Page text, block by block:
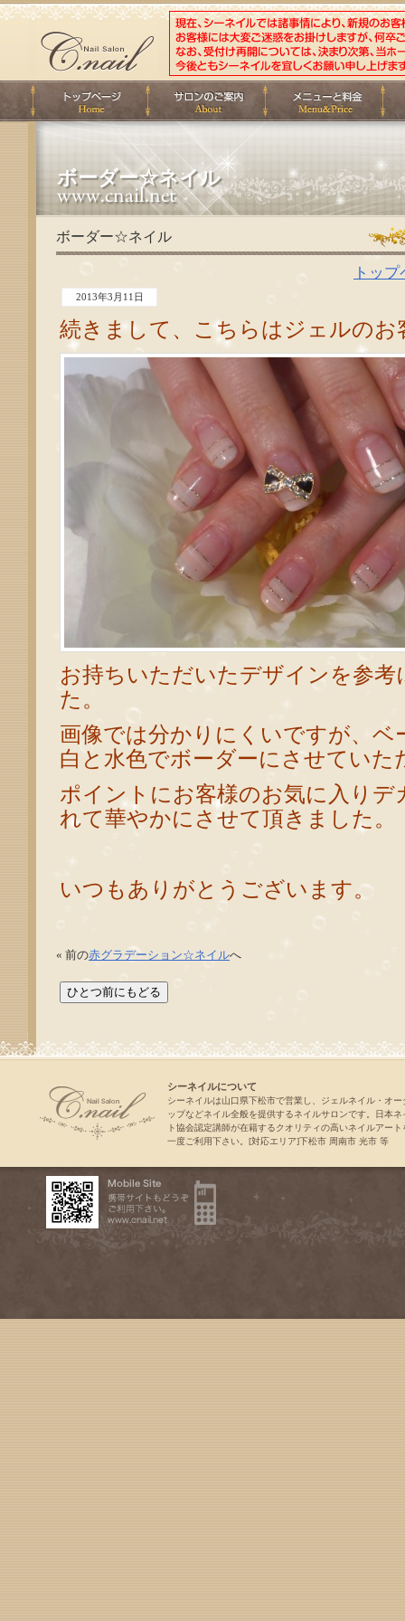
ボーダー☆ネイル
ボーダー☆ネイル
トッ
2013年3月11日
続きまして、こちらはジェルのお
お持ちいただいたデザインを参
た。
画像では分かりにくいですが、ベ
白と水色でボーダーにさせていた
ポイントにお客様のお気に入りデ
れて華やかにさせて頂きました。
いつもありがとうございます。
« 前の赤グラデーション☆ネイルへ
シーネイルについて
シーネイルは山口県下松市で営業し、ジェルネイル・オー
ップなどネイル全般を提供するネイルサロンです。日本ネ
ト協会認定講師が在籍するクオリティの高いネイルアート
一度ご利用下さい。[対応エリア]下松市 周南市 光市 等